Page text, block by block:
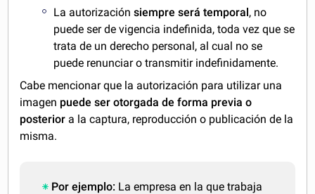
La autorizaciónsiempre será temporal, no
puede ser de vigencia indefinida, toda vez que se
trata de un derecho personal, al cual no se
puede renunciar o transmitir indefinidamente.
Cabe mencionar que la autorización para utilizar una
imagen puede ser otorgada de forma previa o
posterior a la captura, reproducción o publicación de la
misma.
Por ejemplo: La empresa en la que trabaja